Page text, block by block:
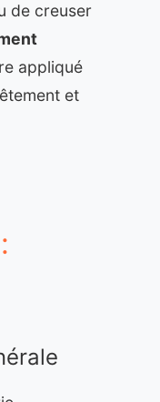
de creuser
appliqué
et